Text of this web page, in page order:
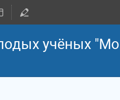
учёных